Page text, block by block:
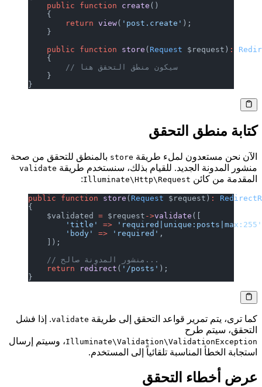
    public
function create ()
    {
        return
view ( 'post.create' );
    }
    public
function store (Request $request)
    {
        // سيكون منطق التحقق هنا
    }
كتابة منطق التحقق
الآن نحن مستعدون لملء طريقةstoreبالمنطق للتحقق من صحة
منشور المدونة الجديد. للقيام بذلك، سنستخدم طريقةvalidate
المقدمة من كائنIlluminate\Http\Request
:
public function store (Request $request)
    $validated
$request->validate
        'title'
=>
        'body'
=> 'required'
    ]);
    // منشور المدونة صالح...
    return
redirect ( '/posts' );
كما ترى، يتم تمرير قواعد التحقق إلى طريقةvalidate. إذا فشل
التحقق، سيتم طرح
Illuminate\Validation\ValidationException ، وسيتم إرسال
استجابة الخطأ المناسبة تلقائياً إلى المستخدم.
عرض أخطاء التحقق